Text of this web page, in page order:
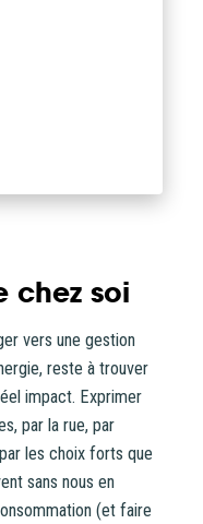
chez soi
vers une gestion
reste à trouver
impact. Exprimer
par la rue, par
les choix forts que
sans nous en
(et faire